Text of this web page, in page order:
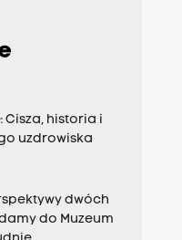
Cisza, historia i
uzdrowiska
dwóch
do Muzeum